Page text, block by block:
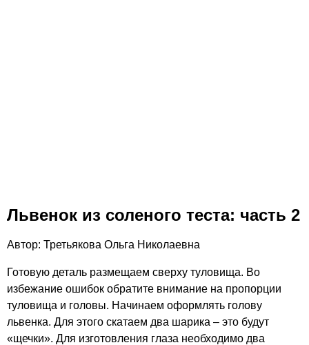
Львенок из соленого теста: часть 2
Автор: Третьякова Ольга Николаевна
Готовую деталь размещаем сверху туловища. Во
избежание ошибок обратите внимание на пропорции
туловища и головы. Начинаем оформлять голову
львенка. Для этого скатаем два шарика – это будут
«щечки». Для изготовления глаза необходимо два